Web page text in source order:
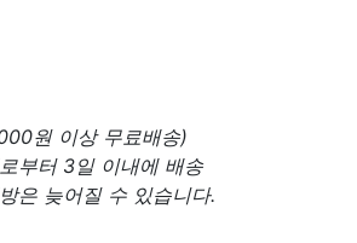
원 이상 무료배송)
부터 3일 이내에 배송
은 늦어질 수 있습니다.